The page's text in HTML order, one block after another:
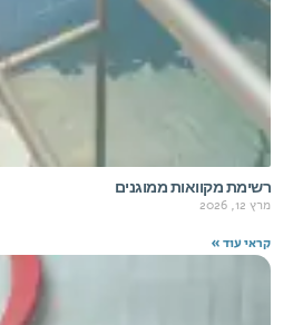
רשימת מקוואות ממוגנים
מרץ 12, 2026
קראי עוד »